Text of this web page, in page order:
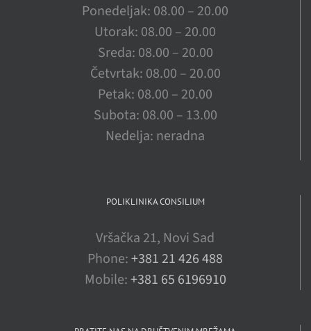
Ponedeljak: 08.00 – 20.00
Utorak: 08.00 – 20.00
Sreda: 08.00 – 20.00
Četvrtak: 08.00 – 20.00
Petak: 08.00 – 20.00
Subota: 08.00 – 13.00
Nedelja: neradna
POLIKLINIKA CONSILIUM
Vršačka 21, Novi Sad
Phone:+381 21 426 488
Mobile:+381 65 6196910